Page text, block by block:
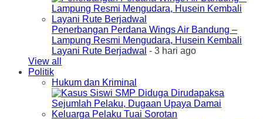
Penerbangan Perdana Wings Air Bandung –
Lampung Resmi Mengudara, Husein Kembali
Layani Rute Berjadwal - 3 hari ago
View all
Politik
Hukum dan Kriminal